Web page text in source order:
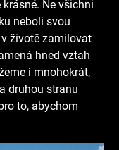
Ne všichni
neboli svou
životě zamilovat
hned vztah
i mnohokrát,
druhou stranu
to, abychom